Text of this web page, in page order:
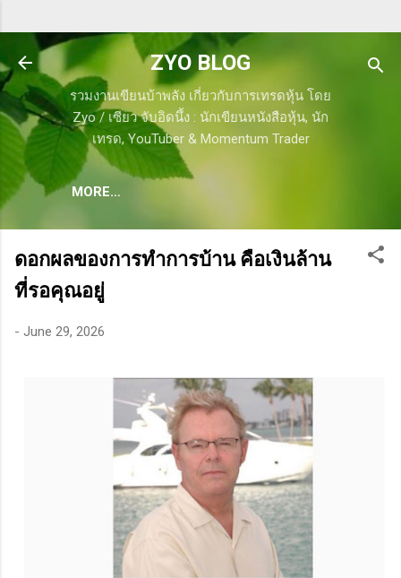
ZYO BLOG
รวมงานเขียนบ้าพลัง เกี่ยวกับการเทรดหุ้น โดย
Zyo / เซียว จับอิดนึ้ง : นักเขียนหนังสือหุ้น, นัก
เทรด, YouTuber & Momentum Trader
MORE…
ดอกผลของการทำการบ้าน คือเงินล้าน
ที่รอคุณอยู่
- June 29, 2026